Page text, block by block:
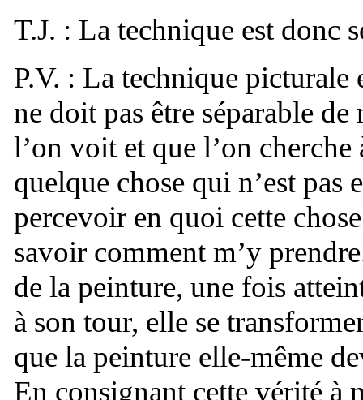
T.J. : La technique est donc
P.V. : La technique picturale
ne doit pas être séparable
l’on voit et que l’on cherche
quelque chose qui n’est pas
percevoir en quoi cette
savoir comment m’y
de la peinture, une fois
à son tour, elle se
que la peinture elle-même
En consignant cette vérité à